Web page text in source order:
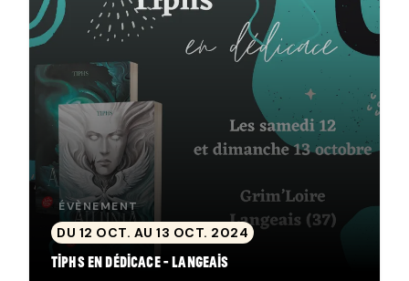
ÉVÈNEMENT
DU 12 OCT. AU 13 OCT. 2024
Tiphs en dédicace - Langeais